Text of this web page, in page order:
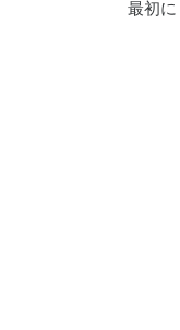
最初に